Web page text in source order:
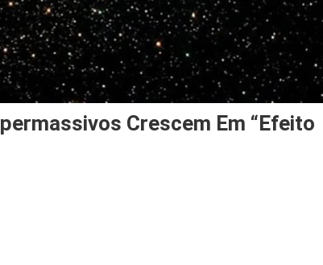
Crescem Em “efeito